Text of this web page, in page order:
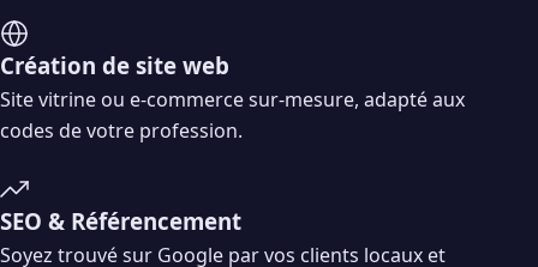
Création de site web
Site vitrine ou e-commerce sur-mesure, adapté aux
codes de votre profession.
SEO & Référencement
Soyez trouvé sur Google par vos clients locaux et